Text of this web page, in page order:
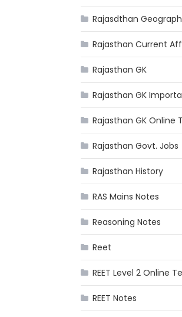
Rajasdthan
Rajasthan Current
Rajasthan GK
Rajasthan GK
Rajasthan GK Online
Rajasthan Govt. Jobs
Rajasthan History
RAS Mains Notes
Reasoning Notes
Reet
REET Level 2 Online
REET Notes